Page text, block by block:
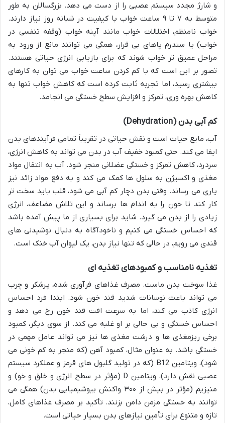
و شارژ مجدد سیستم عصبی را از دست می دهد. بزرگسالان به طور
متوسط به ۷ تا ۹ ساعت خواب با کیفیت در شبانه روز نیاز دارند.
خواب نامنظم، اختلالات خواب مانند آپنه خواب (وقفه تنفسی در
خواب) یا سندرم پاهای بی قرار، همگی می توانند مانع از ورود به
مراحل عمیق تر خواب شوند که برای بازیابی انرژی حیاتی هستند.
تصور بر این است که با کم کردن ساعت خواب می توان به کارهای
بیشتری رسید، اما تجربه ثابت کرده است که کاهش خواب تنها به
کاهش بهره وری، تمرکز و افزایش سطح خستگی می انجامد.
کم آبی بدن (Dehydration)
آب، مایع حیات است و نقش حیاتی در تقریباً تمامی فرآیندهای بدن
ایفا می کند. حتی کمبود خفیف آب در بدن می تواند به کاهش انرژی،
سردرد، کاهش تمرکز و خستگی عضلانی منجر شود. آب به انتقال مواد
مغذی و اکسیژن به سلول ها کمک می کند و به دفع مواد زائد نیز
یاری می رساند. وقتی بدن دچار کم آبی می شود، قلب باید سخت تر
کار کند تا خون را به اندام ها برساند و این تلاش مضاعف، انرژی
زیادی را از بدن می گیرد. شاید برای بسیاری از ما پیش آمده باشد
که احساس خستگی می کنیم و ناخودآگاه به دنبال نوشیدنی های
قندی می رویم، در حالی که تنها نیاز بدن، یک لیوان آب خنک است.
تغذیه نامناسب و کمبودهای تغذیه ای
غذا سوخت بدن ماست. مصرف غذاهای فرآوری شده، پرشکر و چرب
می تواند باعث نوسانات شدید قند خون شود. ابتدا فرد احساس
انرژی کاذب می کند، اما به سرعت افت قند خون رخ می دهد و
احساس خستگی و بی حالی بر او غلبه می کند. از سوی دیگر، کمبود
برخی ریزمغذی ها و درشت مغذی ها نیز می تواند عامل مهمی در
خستگی باشد. به عنوان مثال، کمبود آهن (که منجر به کم خونی می
شود)، ویتامین B12 (که در تولید گلبول های قرمز و عملکرد سیستم
عصبی نقش دارد)، ویتامین D (مؤثر در سطح انرژی و خلق و خو) و
منیزیم (مؤثر در بیش از ۳۰۰ واکنش بیوشیمیایی بدن) همگی می
توانند به خستگی مزمن دامن بزنند. تأکید بر مصرف غذاهای کامل،
تازه و متنوع برای تأمین نیازهای بدن بسیار حیاتی است.